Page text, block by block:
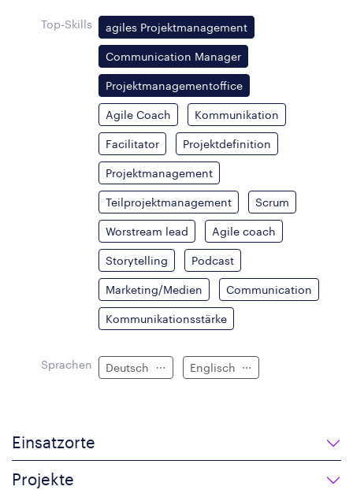
Top-Skills agiles Projektmanagement
Communication Manager
Projektmanagementoffice
Agile Coach Kommunikation
Facilitator Projektdefinition
Projektmanagement
Teilprojektmanagement Scrum
Worstream lead Agile coach
Storytelling Podcast
Marketing/Medien Communication
Kommunikationsstärke
Sprachen Deutsch Englisch
Einsatzorte
Projekte